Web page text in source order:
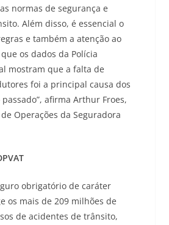
normas de segurança e
Além disso, é essencial o
e também a atenção ao
os dados da Polícia
mostram que a falta de
foi a principal causa dos
afirma Arthur Froes,
Operações da Seguradora
obrigatório de caráter
os mais de 209 milhões de
de acidentes de trânsito,